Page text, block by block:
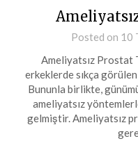
Posted on 10
Ameliyatsız Prostat
erkeklerde sıkça görülen
Bununla birlikte,
ameliyatsız
gelmiştir. Ameliyatsız